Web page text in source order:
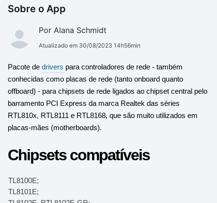
Sobre o App
Por Alana Schmidt
Atualizado em 30/08/2023 14h56min
Pacote de drivers para controladores de rede - também
conhecidas como placas de rede (tanto onboard quanto
offboard) - para chipsets de rede ligados ao chipset central pelo
barramento PCI Express da marca Realtek das séries
RTL810x, RTL8111 e RTL8168, que são muito utilizados em
placas-mães (motherboards).
Chipsets compatíveis
RTL8100E;
RTL8101E;